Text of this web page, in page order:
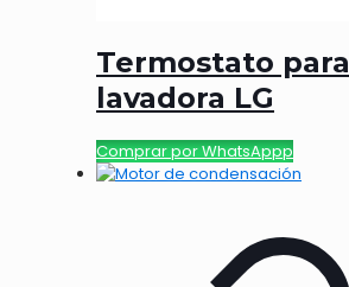
Termostato para
lavadora LG
Comprar por WhatsAppp